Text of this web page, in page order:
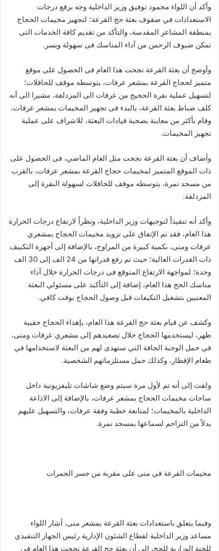
وأكد أن اللواء محمود توفيق وزير الداخلية وجه برفع درجات
الاستعدادات في صفوف بعثة حج القرعة؛ لتجهيز مخيمات الحجاج
بمنطقة المشاعر المقدسة، والتأكد من تقديم كافة الخدمات التى
تمكن ضيوف الرحمن من آداء المناسك فى سهولة ويسر.
وأوضح أن بعثة القرعة نجحت هذا العام فى الحصول على موقع
متميز لحجاج القرعة بمشعر عرفات، يتوسطه موقف للحافلات؛
لتسهيل عملية نفرة الحجيج من عرفات الى المزدلفة، مشيرا الى أنه
كلف ضباط بعثة القرعة، بالبدء فى تجهيز المخيمات بمشعر عرفات،
وقام بأكثر من معاينة بصحبة قيادات البعثة، للاشراف على عملية
تجهيز المخيمات.
وأضاف أن بعثة القرعة نجحت مثل العام الماضي، فى الحصول على
ذات الموقع المتميز لمخيمات حجاج القرعة بمشعر عرفات، بالقرب
من مسجد نمرة، يتوسطه موقف للحافلات لسهولة النفرة إلى
المزدلفة.
وأكد أنه تنفيذاً لتوجيهات وزير الداخلية، ونظراً لارتفاع درجات الحرارة
هذا العام، فقد تم الإتفاق على تزويد مخيمات الحجاج بمشعري
عرفات ومنى، بكمية كبيرة من المراوح، بالإضافة إلى أجهزة التكييف
ذات القدرات العالية؛ حيث تم رفع قدراتها من 24 الف إلى 30 الف
وحدة؛ لمواجهة الارتفاع المتوقع فى درجات الحرارة خلال آداء
مناسك الحج هذا العام، إضافة إلى التأكيد على مسئولي البعثة
المعنيين بتشغيل التكيفات قبل وصول الحجاج بوقت كافي.
وكشف عن قيام بعثة حج القرعة هذا العام، بإهداء الحجاج حقيبة
ظهر، ليستخدمها الحجاج خلال تصعيدهم إلى مشعري عرفات ومنى،
في حمل الوجبة الجافة التي ستهدى لهم من البعثة لاستخدامها في
طعام الإفطار، وكذلك حمل مستلزماتهم الشخصية.
ولفت إلى أنه تم لأول مرة سيتم وضع شاشات تليفزيونية داخل
ساحات مخيمات الحجاج بمشعر عرفات، بالإضافة إلى الاذاعة
الداخلية بالمخيمات؛ لمتابعة خطبة وفقة عرفات، والتسهيل عليهم
بدلاً من التزاحم لسماعها بمسجد نمرة.
مخيمات القرعة في منى على مقربة من جسر الجمرات
وفيما يتعلق باستعدادات بعثة القرعة بمشعر منى، أشار اللواء
مساعد وزير الداخلية لقطاع الشئون الإدارية رئيس الجهاز التنفيذي
للجنة الوزارية للحج، إلى أن بعثة حج القرعة نجحت هذا العام في